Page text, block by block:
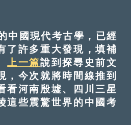
國現代考古學，已經
了許多重大發現，填補
上一篇說到探尋史前文
，今次就將時間線推到
看河南殷墟、四川三星
這些震驚世界的中國考